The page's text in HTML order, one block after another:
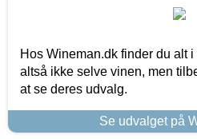
Hos Wineman.dk finder du alt
altså ikke selve vinen, men
at se deres udvalg.
Se udvalget på